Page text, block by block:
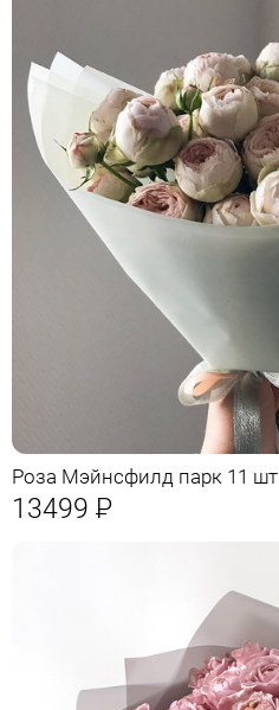
Роза Мэйнсфилд парк 11 шт
13499 Р